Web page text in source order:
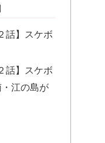
話】スケボ
話】スケボ
江の島が